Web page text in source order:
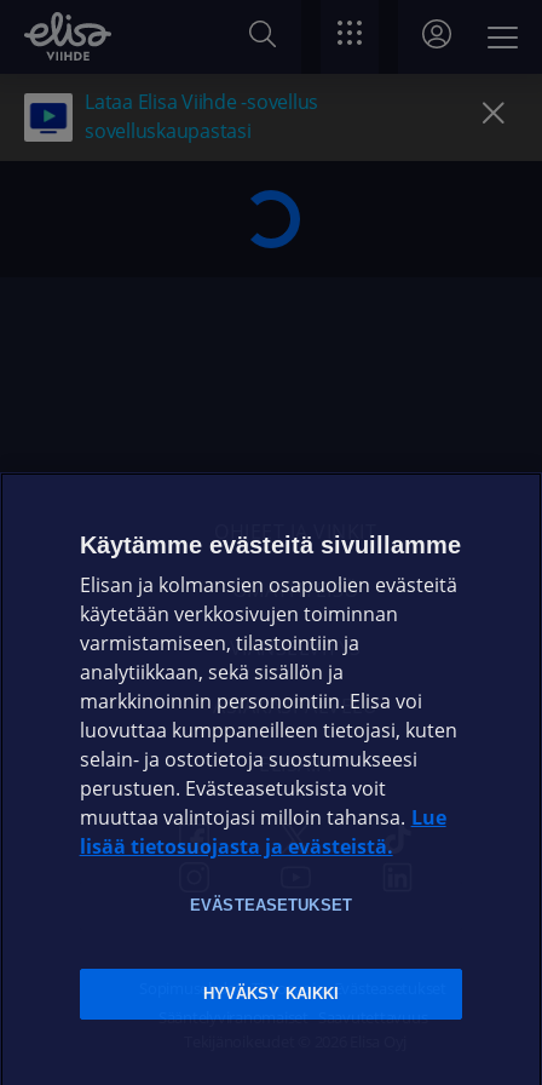
Lataa Elisa Viihde -sovellus
sovelluskaupastasi
OHJEET JA VINKIT
OMAYHTEISÖ
VIANSELVITYS
ASIAKASPALVELU
ELISA.FI
Sopimusehdot Tietosuoja Evästeasetukset
Sääntelyviranomaiset Saavutettavuus
Käytämme evästeitä sivuillamme
Elisan ja kolmansien osapuolien evästeitä
käytetään verkkosivujen toiminnan
varmistamiseen, tilastointiin ja
analytiikkaan, sekä sisällön ja
markkinoinnin personointiin. Elisa voi
luovuttaa kumppaneilleen tietojasi, kuten
selain- ja ostotietoja suostumukseesi
perustuen. Evästeasetuksista voit
muuttaa valintojasi milloin tahansa. Lue
lisää tietosuojasta ja evästeistä.
EVÄSTEASETUKSET
HYVÄKSY KAIKKI